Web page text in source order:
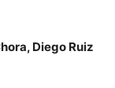
Diego Ruiz